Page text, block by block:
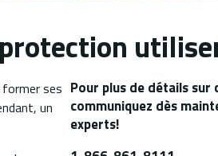
former ses
un
Pour plus de détails sur
communiquez dès
experts!